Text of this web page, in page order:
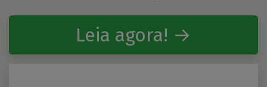
Leia agora! →